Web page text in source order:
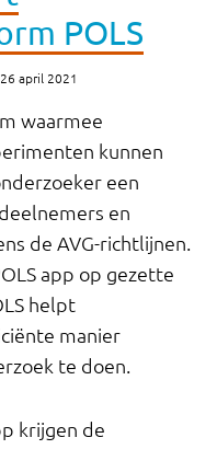
POLS
april 2021
waarmee
kunnen
een
en
de AVG-richtlijnen.
app op gezette
helpt
manier
te doen.
krijgen de